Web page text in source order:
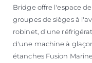
Bridge offre l'espace
groupes de sièges à
robinet, d'une
d'une machine à
étanches Fusion